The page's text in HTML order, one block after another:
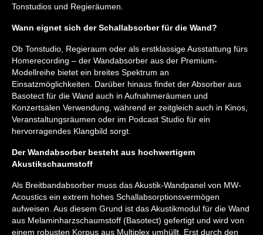
Tonstudios und Regieräumen.
Wann eignet sich der Schallabsorber für die Wand?
Ob Tonstudio, Regieraum oder als erstklassige Ausstattung fürs
Homerecording – der Wandabsorber aus der Premium-
Modellreihe bietet ein breites Spektrum an
Einsatzmöglichkeiten. Darüber hinaus findet der Absorber aus
Basotect für die Wand auch in Aufnahmeräumen und
Konzertsälen Verwendung, während er zeitgleich auch in Kinos,
Veranstaltungsräumen oder im Podcast Studio für ein
hervorragendes Klangbild sorgt.
Der Wandabsorber besteht aus hochwertigem
Akustikschaumstoff
Als Breitbandabsorber muss das Akustik-Wandpanel von MW-
Acoustics ein extrem hohes Schallabsorptionsvermögen
aufweisen. Aus diesem Grund ist das Akustikmodul für die Wand
aus Melaminharzschaumstoff (Basotect) gefertigt und wird von
einem robusten Korpus aus Multiplex umhüllt. Erst durch den